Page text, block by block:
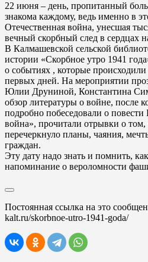
22 июня – день, пропитанный
знакома каждому, ведь именно в
Отечественная война, унесшая
вечный скорбный след в сердцах
В Калмашевской сельской
истории «Скорбное утро 1941
о событиях , которые
первых дней. На мероприятии
Юлии Друниной, Константина
обзор литературы о войне, после
подробно побеседовали о повести
война», прочитали отрывки о том,
перечеркнуло планы, чаяния,
граждан.
Эту дату надо знать и помнить,
напоминание о вероломности
Постоянная ссылка на это
kalt.ru/skorbnoe-utro-1941-goda/